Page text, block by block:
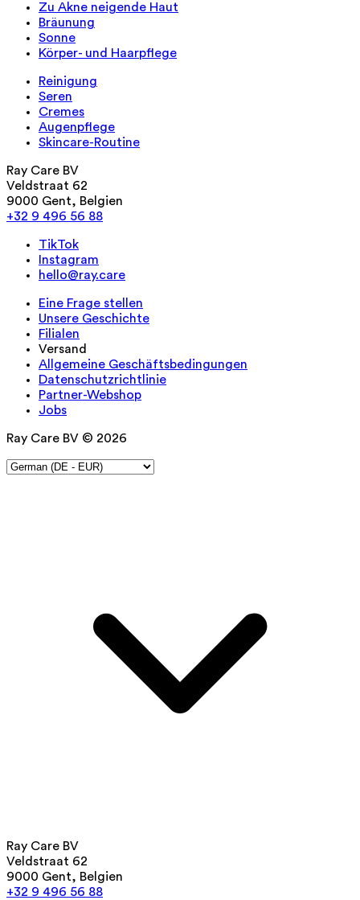
Zu Akne neigende Haut
Bräunung
Sonne
Körper- und Haarpflege
Reinigung
Seren
Cremes
Augenpflege
Skincare-Routine
Ray Care BV
Veldstraat 62
9000 Gent, Belgien
+32 9 496 56 88
TikTok
Instagram
hello@ray.care
Eine Frage stellen
Unsere Geschichte
Filialen
Versand
Allgemeine Geschäftsbedingungen
Datenschutzrichtlinie
Partner-Webshop
Jobs
Ray Care BV © 2026
Ray Care BV
Veldstraat 62
9000 Gent, Belgien
+32 9 496 56 88